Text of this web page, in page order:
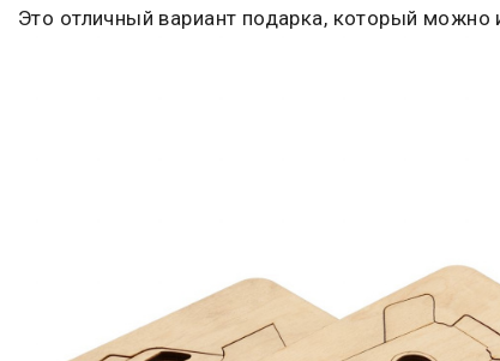
Это отличный вариант подарка, который можно